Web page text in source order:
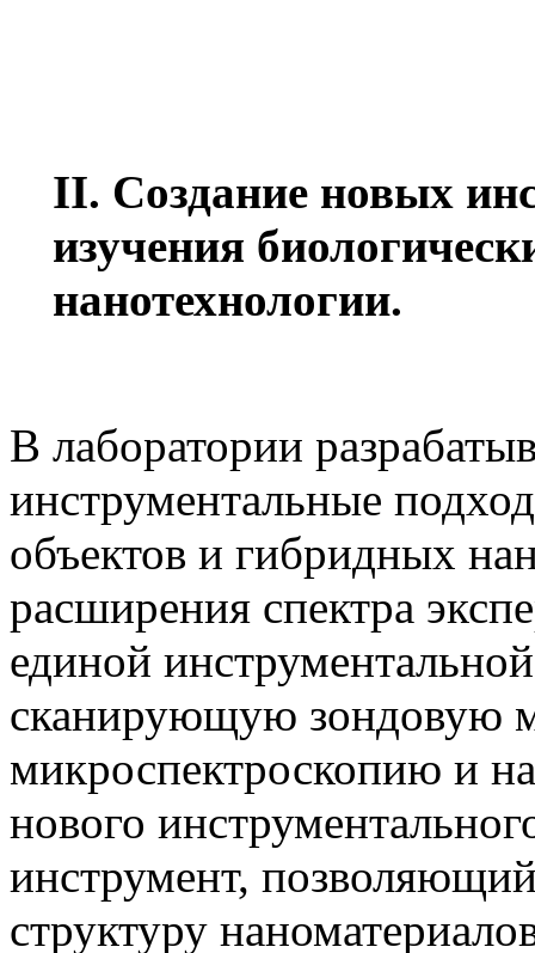
II. Создание новых
изучения
нанотехнологии.
В лаборатории
инструментальные
объектов и гибридных
расширения спектра
единой
сканирующую зондовую
микроспектроскопию и
нового
инструмент,
структуру